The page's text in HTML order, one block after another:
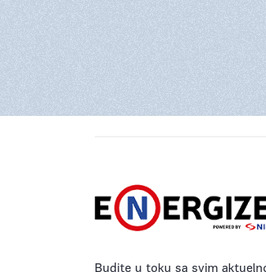
Budite u toku sa svim